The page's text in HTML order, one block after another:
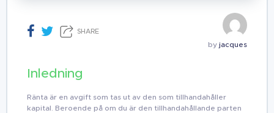
SHARE
by jacques
Inledning
Ränta är en avgift som tas ut av den som tillhandahåller
kapital. Beroende på om du är den tillhandahållande parten